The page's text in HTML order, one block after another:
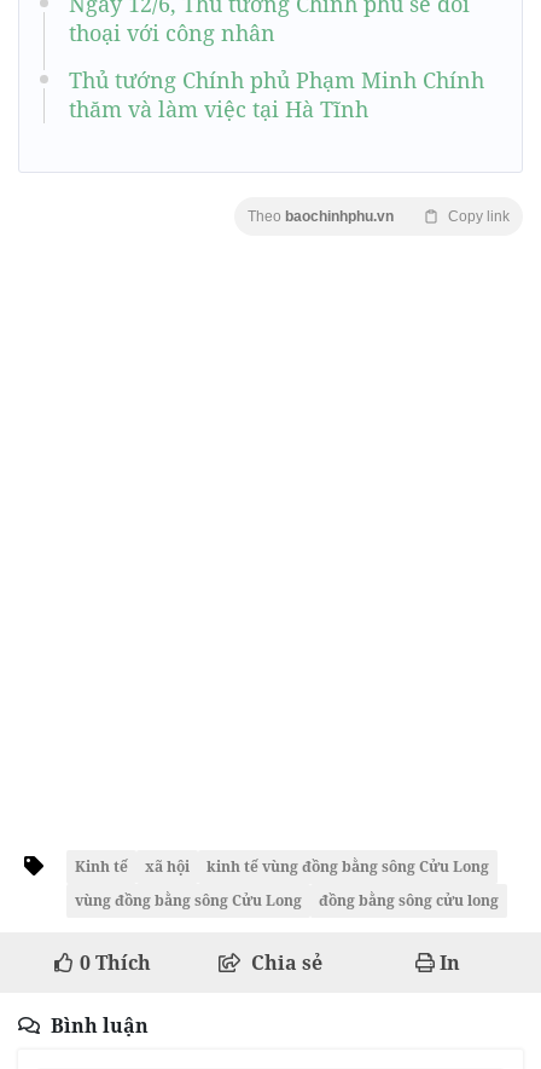
thoại với công nhân
Thủ tướng Chính phủ Phạm Minh Chính
thăm và làm việc tại Hà Tĩnh
Theo baochinhphu.vn Copy link
Kinh tế xã hội
kinh tế vùng đồng bằng sông Cửu Long
vùng đồng bằng sông Cửu Long
đồng bằng sông cửu long
0Thích Chia sẻ In
Bình luận